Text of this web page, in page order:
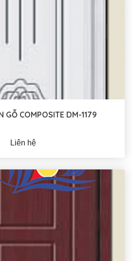
GỖ COMPOSITE DM-1179
Liên hệ